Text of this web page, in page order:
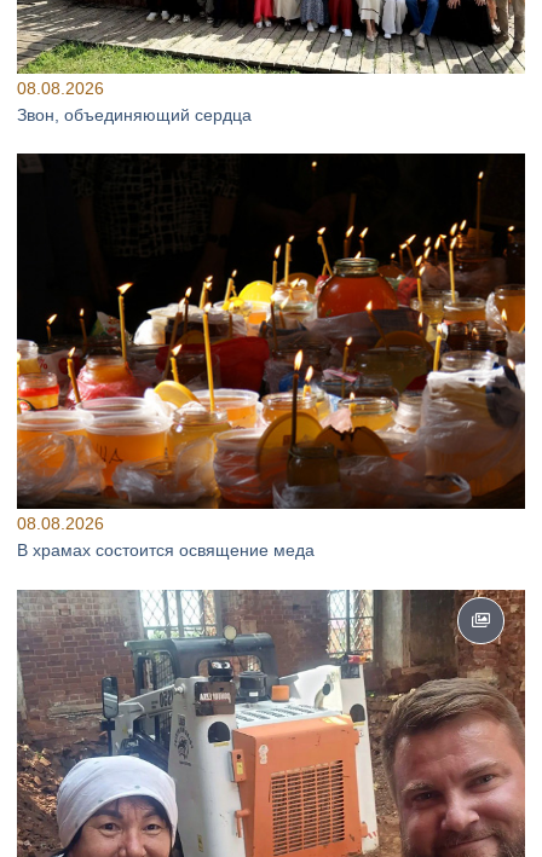
08.08.2026
Звон, объединяющий сердца
08.08.2026
В храмах состоится освящение меда